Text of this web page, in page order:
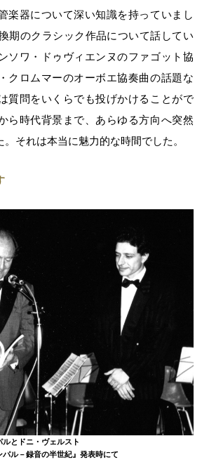
楽器について深い知識を持っていまし
期のクラシック作品について話してい
ソワ・ドゥヴィエンヌのファゴット協
クロムマーのオーボエ協奏曲の話題な
質問をいくらでも投げかけることがで
ら時代背景まで、あらゆる方向へ突然
それは本当に魅力的な時間でした。
とドニ・ヴェルスト
パル－録音の半世紀』発表時にて